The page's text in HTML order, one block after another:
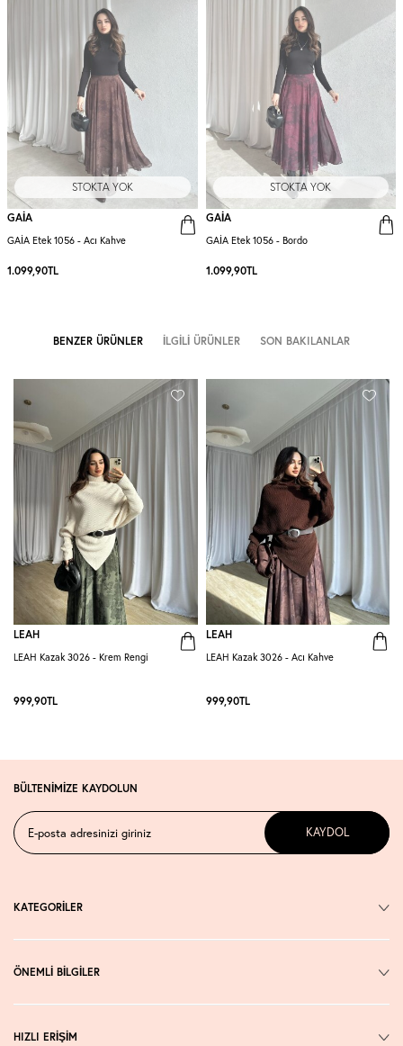
STOKTA YOK
GAİA
GAİA Etek 1056 - Acı Kahve
1.099,90TL
STOKTA YOK
GAİA
GAİA Etek 1056 - Bordo
1.099,90TL
BENZER ÜRÜNLER İLGILI ÜRÜNLER SON BAKILANLAR
LEAH
LEAH Kazak 3026 - Krem Rengi
999,90TL
LEAH
LEAH Kazak 3026 - Acı Kahve
999,90TL
BÜLTENİMİZE KAYDOLUN
KAYDOL
KATEGORİLER
ÖNEMLİ BİLGİLER
HIZLI ERİŞİM